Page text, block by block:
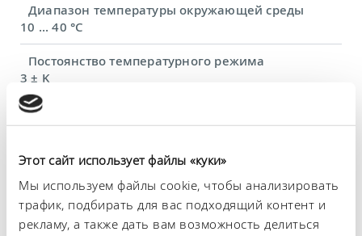
Этот сайт использует файлы «куки»
Мы используем файлы cookie, чтобы анализировать
трафик, подбирать для вас подходящий контент и
рекламу, а также дать вам возможность делиться
Диапазон температуры окружающей среды
10 ... 40 °C
Постоянство температурного режима
3 ± K
Теплопроизводительность, макс.
1,5 kW
Потребляемая мощность, макс.
1,5 kW
Потребление тока
16 A